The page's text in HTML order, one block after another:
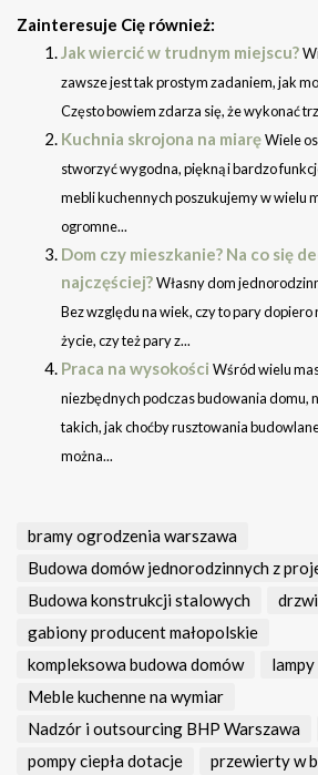
Zainteresuje Cię również:
Jak wiercić w trudnym miejscu?
zawsze jest tak prostym zadaniem, jak
Często bowiem zdarza się, że wykonać
Kuchnia skrojona na miaręWiele
stworzyć wygodna, piękną i bardzo
mebli kuchennych poszukujemy w wielu
ogromne...
Dom czy mieszkanie? Na co się
najczęściej?Własny dom
Bez względu na wiek, czy to pary
życie, czy też pary z...
Praca na wysokości Wśród wielu
niezbędnych podczas budowania domu,
takich, jak choćby rusztowania
można...
bramy ogrodzenia warszawa
Budowa domów jednorodzinnych z
Budowa konstrukcji stalowych
gabiony producent małopolskie
kompleksowa budowa domów
Meble kuchenne na wymiar
Nadzór i outsourcing BHP Warszawa
pompy ciepła dotacje
przewierty w